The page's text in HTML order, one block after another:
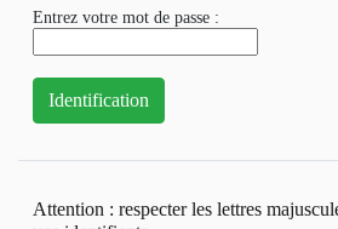
Entrez votre mot de passe :
Attention : respecter les lettres